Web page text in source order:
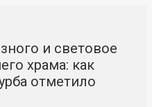
и световое
храма: как
отметило